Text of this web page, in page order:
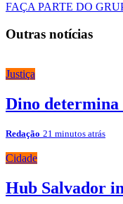
FAÇA PARTE DO
Outras notícias
Justiça
Dino determina
Redação 21 minutos atrás
Cidade
Hub Salvador